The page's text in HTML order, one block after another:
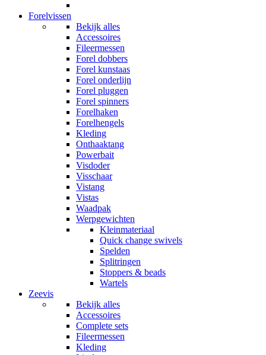
Forelvissen
Bekijk alles
Accessoires
Fileermessen
Forel dobbers
Forel kunstaas
Forel onderlijn
Forel pluggen
Forel spinners
Forelhaken
Forelhengels
Kleding
Onthaaktang
Powerbait
Visdoder
Visschaar
Vistang
Vistas
Waadpak
Werpgewichten
Kleinmateriaal
Quick change swivels
Spelden
Splitringen
Stoppers & beads
Wartels
Zeevis
Bekijk alles
Accessoires
Complete sets
Fileermessen
Kleding